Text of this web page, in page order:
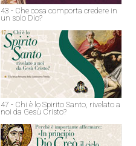
43 - Che cosa comporta credere in
un solo Dio?
47 - Chi è lo Spirito Santo, rivelato a
noi da Gesù Cristo?